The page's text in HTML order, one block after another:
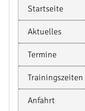
Startseite
Aktuelles
Termine
Trainingszeiten
Anfahrt